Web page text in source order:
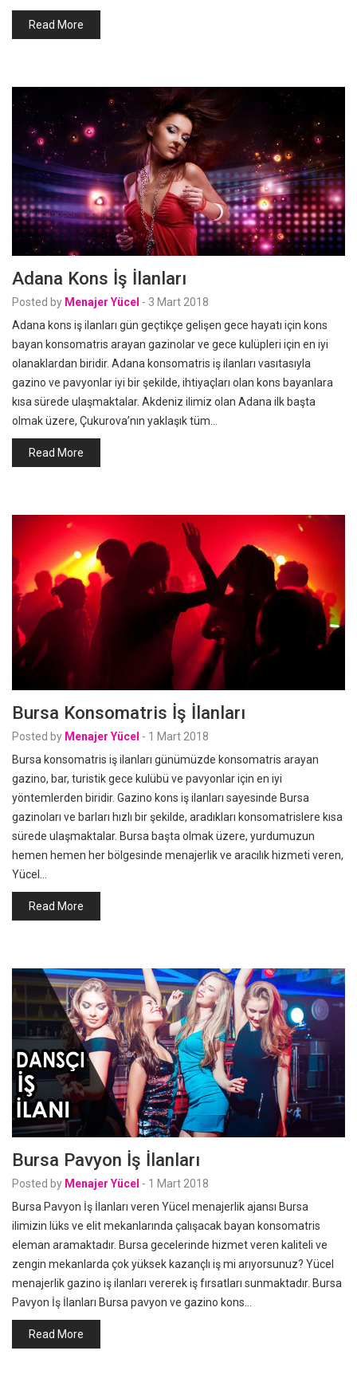
Read More
Adana Kons İş İlanları
Posted by Menajer Yücel - 3 Mart 2018
Adana kons iş ilanları gün geçtikçe gelişen gece hayatı için kons
bayan konsomatris arayan gazinolar ve gece kulüpleri için en iyi
olanaklardan biridir. Adana konsomatris iş ilanları vasıtasıyla
gazino ve pavyonlar iyi bir şekilde, ihtiyaçları olan kons bayanlara
kısa sürede ulaşmaktalar. Akdeniz ilimiz olan Adana ilk başta
olmak üzere, Çukurova’nın yaklaşık tüm…
Read More
Bursa Konsomatris İş İlanları
Posted by Menajer Yücel - 1 Mart 2018
Bursa konsomatris iş ilanları günümüzde konsomatris arayan
gazino, bar, turistik gece kulübü ve pavyonlar için en iyi
yöntemlerden biridir. Gazino kons iş ilanları sayesinde Bursa
gazinoları ve barları hızlı bir şekilde, aradıkları konsomatrislere kısa
sürede ulaşmaktalar. Bursa başta olmak üzere, yurdumuzun
hemen hemen her bölgesinde menajerlik ve aracılık hizmeti veren,
Yücel…
Read More
Bursa Pavyon İş İlanları
Posted by Menajer Yücel - 1 Mart 2018
Bursa Pavyon İş İlanları veren Yücel menajerlik ajansı Bursa
ilimizin lüks ve elit mekanlarında çalışacak bayan konsomatris
eleman aramaktadır. Bursa gecelerinde hizmet veren kaliteli ve
zengin mekanlarda çok yüksek kazançlı iş mi arıyorsunuz? Yücel
menajerlik gazino iş ilanları vererek iş fırsatları sunmaktadır. Bursa
Pavyon İş İlanları Bursa pavyon ve gazino kons…
Read More